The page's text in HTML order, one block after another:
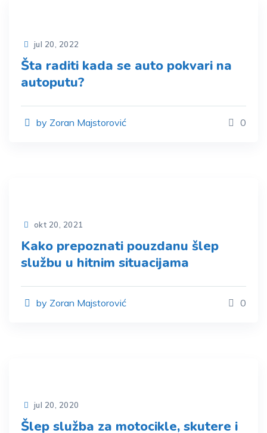
jul 20, 2022
Šta raditi kada se auto pokvari na
autoputu?
by Zoran Majstorović 0
okt 20, 2021
Kako prepoznati pouzdanu šlep
službu u hitnim situacijama
by Zoran Majstorović 0
jul 20, 2020
Šlep služba za motocikle, skutere i